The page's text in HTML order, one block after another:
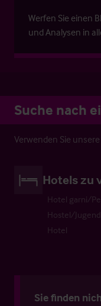
Werfen Sie einen
und Analysen in
Suche nach
Verwenden Sie
Hotels zu
Hotel garni/
Hostel/
Hotel
Sie finden